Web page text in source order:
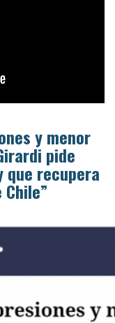
y menor
pide
que recupera